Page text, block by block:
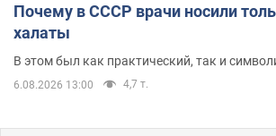
Почему в СССР врачи носили
халаты
В этом был как практический, так и
6.08.2026 13:00 4,7 т.